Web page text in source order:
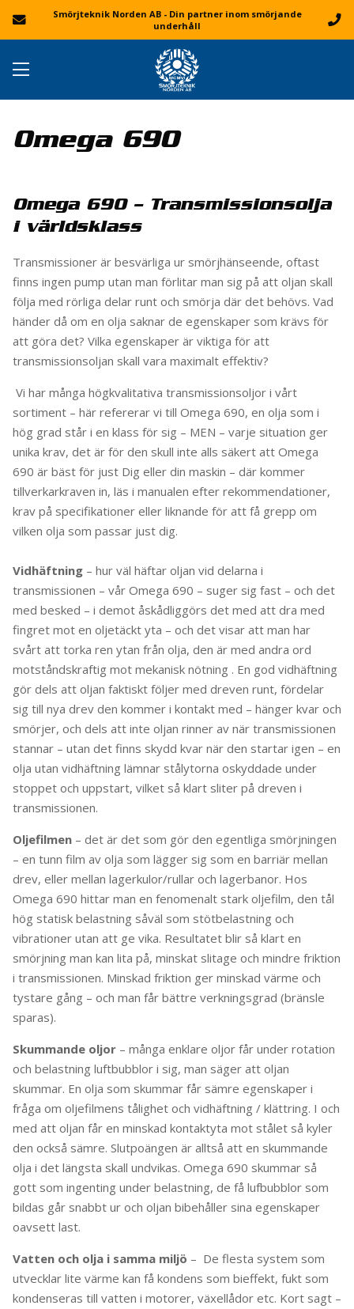
Smörjteknik Norden AB - Din partner inom smörjande
underhåll
Omega 690
Omega 690 – Transmissionsolja
i världsklass
Transmissioner är besvärliga ur smörjhänseende, oftast
finns ingen pump utan man förlitar man sig på att oljan skall
följa med rörliga delar runt och smörja där det behövs. Vad
händer då om en olja saknar de egenskaper som krävs för
att göra det? Vilka egenskaper är viktiga för att
transmissionsoljan skall vara maximalt effektiv?
Vi har många högkvalitativa transmissionsoljor i vårt
sortiment – här refererar vi till Omega 690, en olja som i
hög grad står i en klass för sig – MEN – varje situation ger
unika krav, det är för den skull inte alls säkert att Omega
690 är bäst för just Dig eller din maskin – där kommer
tillverkarkraven in, läs i manualen efter rekommendationer,
krav på specifikationer eller liknande för att få grepp om
vilken olja som passar just dig.
Vidhäftning – hur väl häftar oljan vid delarna i
transmissionen – vår Omega 690 – suger sig fast – och det
med besked – i demot åskådliggörs det med att dra med
fingret mot en oljetäckt yta – och det visar att man har
svårt att torka ren ytan från olja, den är med andra ord
motståndskraftig mot mekanisk nötning . En god vidhäftning
gör dels att oljan faktiskt följer med dreven runt, fördelar
sig till nya drev den kommer i kontakt med – hänger kvar och
smörjer, och dels att inte oljan rinner av när transmissionen
stannar – utan det finns skydd kvar när den startar igen – en
olja utan vidhäftning lämnar stålytorna oskyddade under
stoppet och uppstart, vilket så klart sliter på dreven i
transmissionen.
Oljefilmen – det är det som gör den egentliga smörjningen
– en tunn film av olja som lägger sig som en barriär mellan
drev, eller mellan lagerkulor/rullar och lagerbanor. Hos
Omega 690 hittar man en fenomenalt stark oljefilm, den tål
hög statisk belastning såväl som stötbelastning och
vibrationer utan att ge vika. Resultatet blir så klart en
smörjning man kan lita på, minskat slitage och mindre friktion
i transmissionen. Minskad friktion ger minskad värme och
tystare gång – och man får bättre verkningsgrad (bränsle
sparas).
Skummande oljor – många enklare oljor får under rotation
och belastning luftbubblor i sig, man säger att oljan
skummar. En olja som skummar får sämre egenskaper i
fråga om oljefilmens tålighet och vidhäftning / klättring. I och
med att oljan får en minskad kontaktyta mot stålet så kyler
den också sämre. Slutpoängen är alltså att en skummande
olja i det längsta skall undvikas. Omega 690 skummar så
gott som ingenting under belastning, de få lufbubblor som
bildas går snabbt ur och oljan bibehåller sina egenskaper
oavsett last.
Vatten och olja i samma miljö – De flesta system som
utvecklar lite värme kan få kondens som bieffekt, fukt som
kondenseras till vatten i motorer, växellådor etc. Kort sagt –